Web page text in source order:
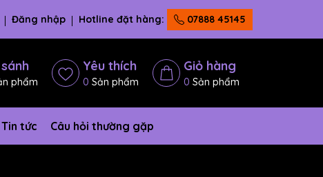
Đăng nhập Hotline đặt hàng: 07888 45145
phẩm
Yêu thích
0 Sản phẩm
Giỏ hàng
0 Sản phẩm
Tin tức Câu hỏi thường gặp